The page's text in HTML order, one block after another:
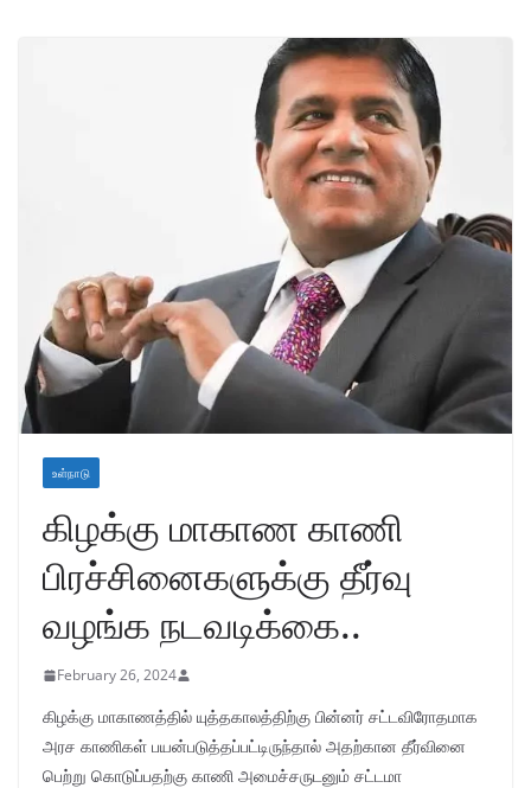
உள்நாடு
கிழக்கு மாகாண காணி
பிரச்சினைகளுக்கு தீர்வு
வழங்க நடவடிக்கை..
February 26, 2024
கிழக்கு மாகாணத்தில் யுத்தகாலத்திற்கு பின்னர் சட்டவிரோதமாக
அரச காணிகள் பயன்படுத்தப்பட்டிருந்தால் அதற்கான தீர்வினை
பெற்று கொடுப்பதற்கு காணி அமைச்சருடனும் சட்டமா